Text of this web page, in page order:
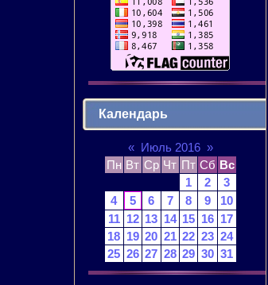
Календарь
« Июль 2016 »
Пн Вт Ср Чт Пт Сб Вс
1
2
3
4
5 6 7 8 9
10
11 12 13 14 15 16 17
18 19 20 21 22 23 24
25 26 27 28 29 30 31